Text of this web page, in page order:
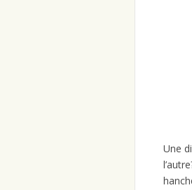
Une